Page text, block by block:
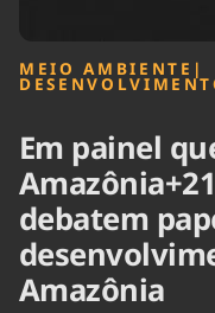
MEIO AMBIENTE |
Em painel
debatem
Amazônia